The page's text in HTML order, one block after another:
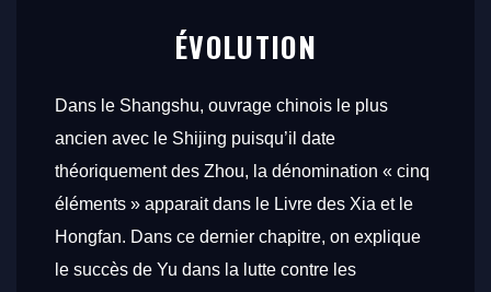
ÉVOLUTION
Dans le Shangshu, ouvrage chinois le plus
ancien avec le Shijing puisqu’il date
théoriquement des Zhou, la dénomination « cinq
éléments » apparait dans le Livre des Xia et le
Hongfan. Dans ce dernier chapitre, on explique
le succès de Yu dans la lutte contre les